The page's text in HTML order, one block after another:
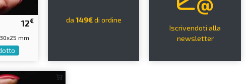
12€
mm
da 149€di ordine
Iscrivendoti alla
newsletter